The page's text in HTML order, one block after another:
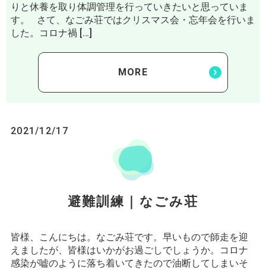
りと休養を取り体調管理を行っていきたいと思っていま
す。 さて、なごみ荘ではクリスマス会・忘年会を行いま
した。コロナ禍 […]
MORE
2021/12/17
避難訓練｜なごみ荘
皆様、こんにちは。なごみ荘です。早いもので師走を迎
えましたが、皆様はいかがお過ごしでしょうか。コロナ
感染が嘘のように落ち着いてきたので油断してしまいそ